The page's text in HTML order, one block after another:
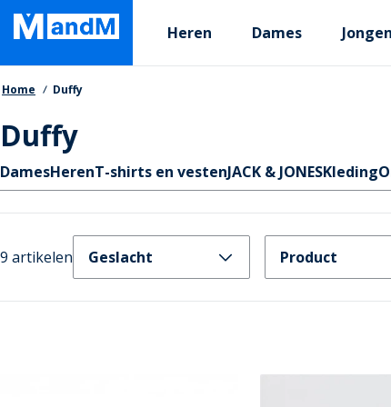
Skip
main
content
Primary departments
Heren Dames
Kruimelpad
Home Duffy
Duffy
Quicklinks
DamesHerenT-shirts en vestenJACK & JONESKleding
9 artikelen Geslacht Product